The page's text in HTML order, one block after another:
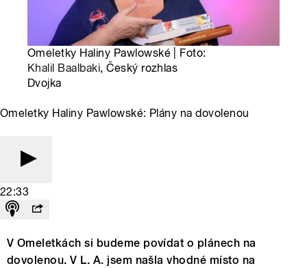
Omeletky Haliny Pawlowské | Foto:
Khalil Baalbaki, Český rozhlas
Dvojka
Omeletky Haliny Pawlowské: Plány na dovolenou
22:33
V Omeletkách si budeme povídat o plánech na
dovolenou. V L. A. jsem našla vhodné místo na